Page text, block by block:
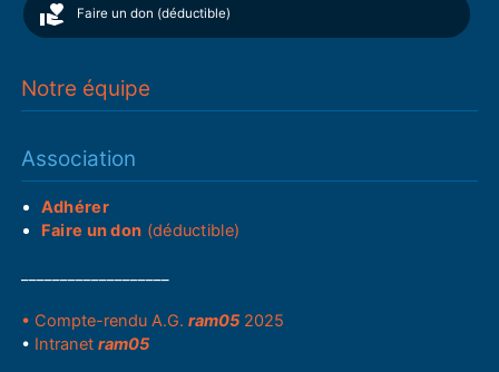
Faire un don (déductible)
Notre équipe
Association
Adhérer
Faire un don (déductible)
• Compte-rendu A.G.ram05 2025
• Intranetram05